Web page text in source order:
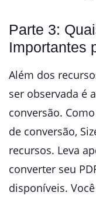
Parte 3:
Importantes
Além dos
ser observada é
conversão.
de conversão,
recursos. Leva
converter seu
disponíveis.